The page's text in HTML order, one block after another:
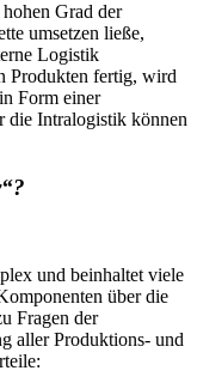
Grad der
umsetzen ließe,
Logistik
Produkten fertig, wird
Form einer
die Intralogistik können
und beinhaltet viele
über die
Fragen der
aller Produktions- und